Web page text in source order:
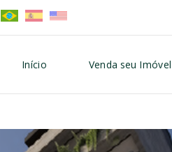
Início Venda seu Imóvel